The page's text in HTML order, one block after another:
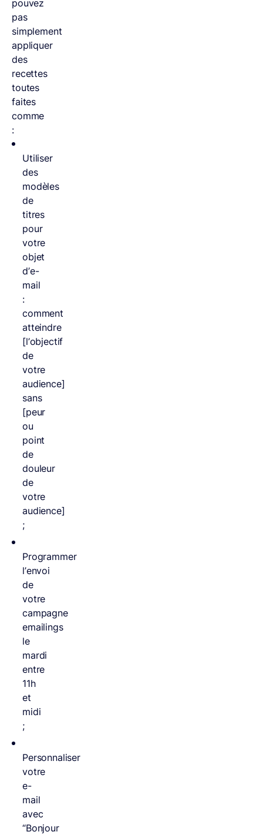
pouvez
pas
simplement
appliquer
des
recettes
toutes
faites
comme
:
Utiliser
des
modèles
de
titres
pour
votre
objet
d’e-
mail
:
comment
atteindre
[l’objectif
de
votre
audience]
sans
[peur
ou
point
de
douleur
de
votre
audience]
;
Programmer
l’envoi
de
votre
campagne
emailings
le
mardi
entre
11h
et
midi
;
Personnaliser
votre
e-
mail
avec
“Bonjour